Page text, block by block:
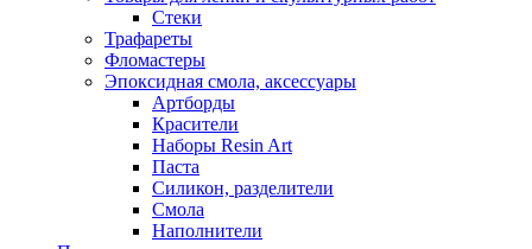
Стеки
Трафареты
Фломастеры
Эпоксидная смола, аксессуары
Артборды
Красители
Наборы Resin Art
Паста
Силикон, разделители
Смола
Наполнители